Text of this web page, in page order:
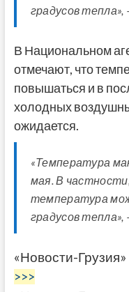
градусов
В Национальном
отмечают, что
повышаться и в
холодных
ожидается.
«Температура
мая. В
температура
градусов
«Новости-Грузия»
>>>